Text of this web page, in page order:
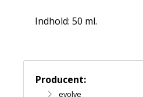
Indhold: 50 ml.
Producent:
evolve